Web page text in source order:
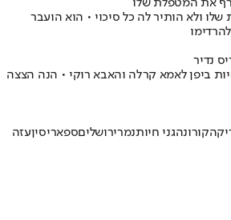
טרף את המטפלת שלו
ולא הותיר לה כל סיכוי • הוא הועבר
נדיר
חיות ביפן לאמא קרלה והאבא רוקי • הנה הצצה
קורונהגני חיותנמרירושליםספאריסיןעזה